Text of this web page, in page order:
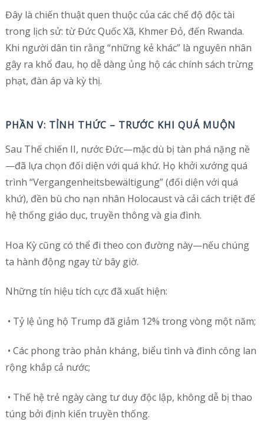
Đây là chiến thuật quen thuộc của các chế độ độc tài
trong lịch sử: từ Đức Quốc Xã, Khmer Đỏ, đến Rwanda.
Khi người dân tin rằng “những kẻ khác” là nguyên nhân
gây ra khổ đau, họ dễ dàng ủng hộ các chính sách trừng
phạt, đàn áp và kỳ thị.
PHẦN V: TỈNH THỨC – TRƯỚC KHI QUÁ MUỘN
Sau Thế chiến II, nước Đức—mặc dù bị tàn phá nặng nề
—đã lựa chọn đối diện với quá khứ. Họ khởi xướng quá
trình “Vergangenheitsbewältigung” (đối diện với quá
khứ), đền bù cho nạn nhân Holocaust và cải cách triệt để
hệ thống giáo dục, truyền thông và gia đình.
Hoa Kỳ cũng có thể đi theo con đường này—nếu chúng
ta hành động ngay từ bây giờ.
Những tín hiệu tích cực đã xuất hiện:
• Tỷ lệ ủng hộ Trump đã giảm 12% trong vòng một năm;
• Các phong trào phản kháng, biểu tình và đình công lan
rộng khắp cả nước;
• Thế hệ trẻ ngày càng tư duy độc lập, không dễ bị thao
túng bởi định kiến truyền thống.